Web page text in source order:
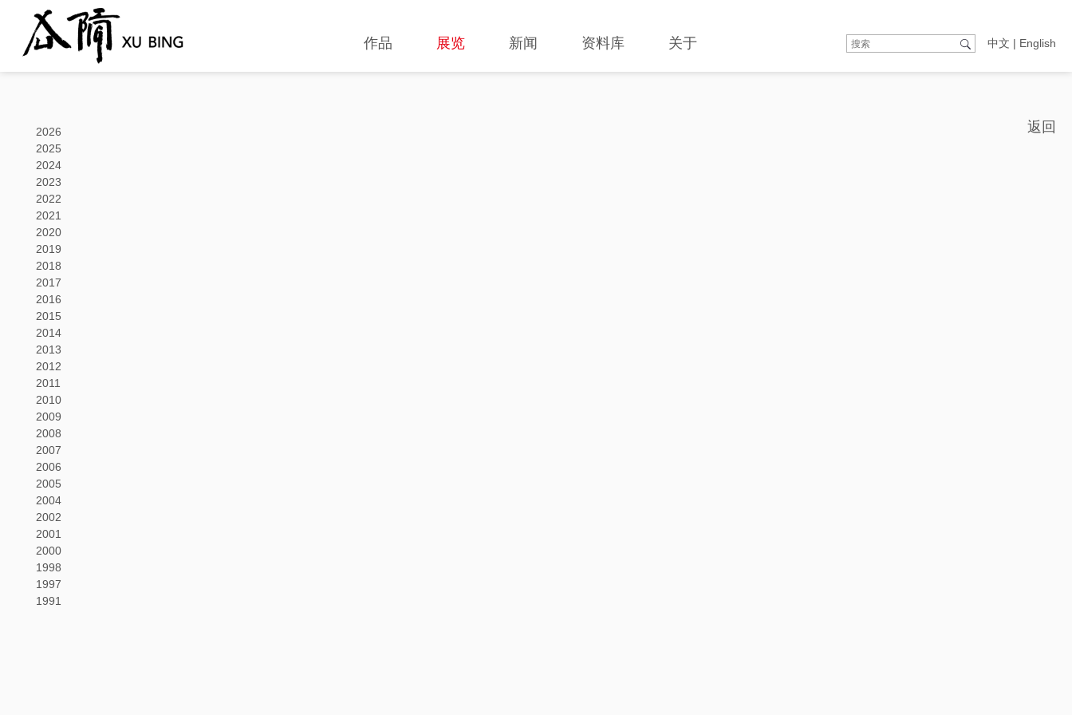
作品 展览 新闻 资料库 关于 中文 | English
2026
2025
2024
2023
2022
2021
2020
2019
2018
2017
2016
2015
2014
2013
2012
2011
2010
2009
2008
2007
2006
2005
2004
2002
2001
2000
1998
1997
1991
返回